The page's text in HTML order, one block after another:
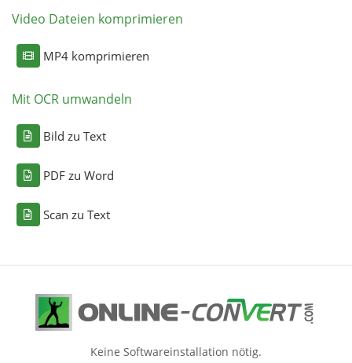
Video Dateien komprimieren
MP4 komprimieren
Mit OCR umwandeln
Bild zu Text
PDF zu Word
Scan zu Text
Keine Softwareinstallation nötig.